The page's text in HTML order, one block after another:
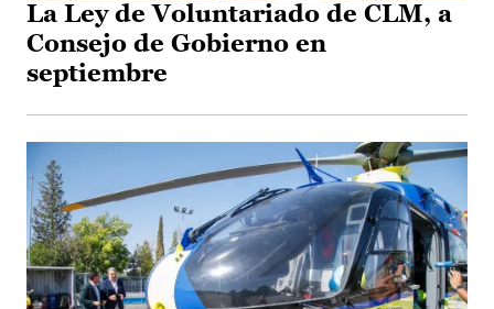
La Ley de Voluntariado de CLM, a
Consejo de Gobierno en
septiembre